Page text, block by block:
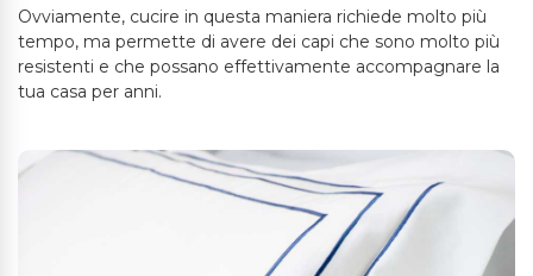
Ovviamente, cucire in questa maniera richiede molto più
tempo, ma permette di avere dei capi che sono molto più
resistenti e che possano effettivamente accompagnare la
tua casa per anni.